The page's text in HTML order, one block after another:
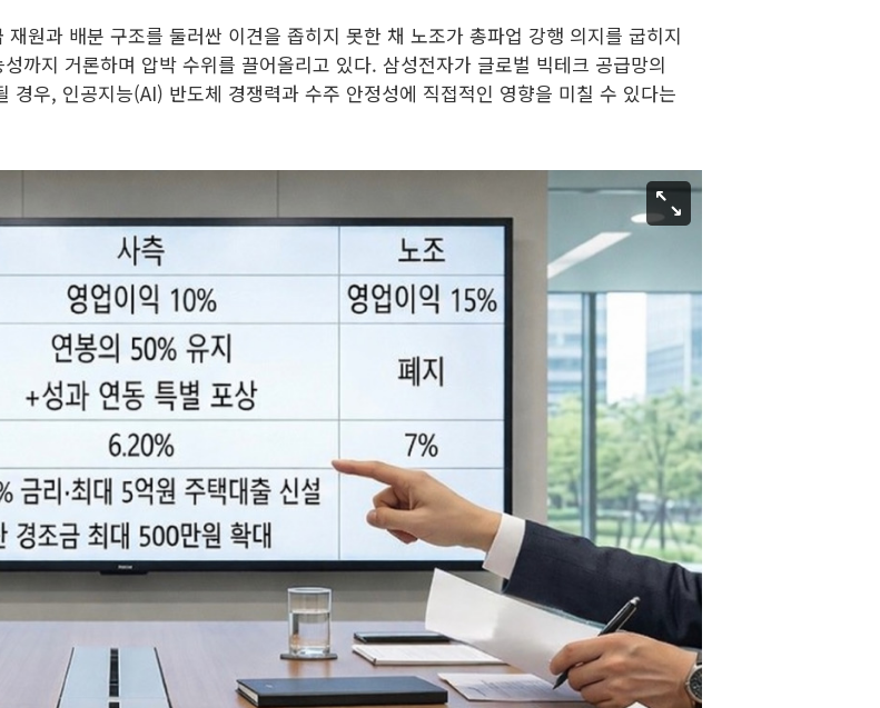
원과 배분 구조를 둘러싼 이견을 좁히지 못한 채 노조가 총파업 강행 의지를 굽히지
까지 거론하며 압박 수위를 끌어올리고 있다. 삼성전자가 글로벌 빅테크 공급망의
경우, 인공지능(AI) 반도체 경쟁력과 수주 안정성에 직접적인 영향을 미칠 수 있다는